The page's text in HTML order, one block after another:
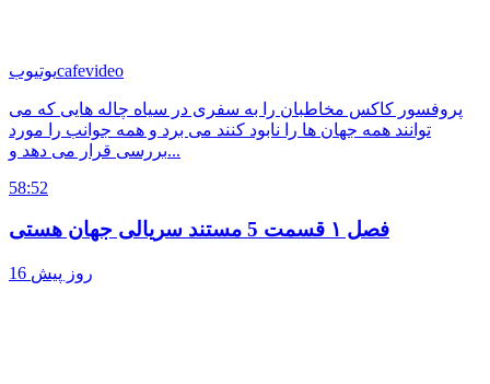
یوتیوبcafevideo
پروفسور کاکس مخاطبان را به سفری در سیاه‌ چاله هایی که می
توانند همه جهان ها را نابود کنند می برد و همه جوانب را مورد
بررسی قرار می دهد و...
58:52
فصل ۱ قسمت 5 مستند سریالی جهان هستی
16 روز پیش